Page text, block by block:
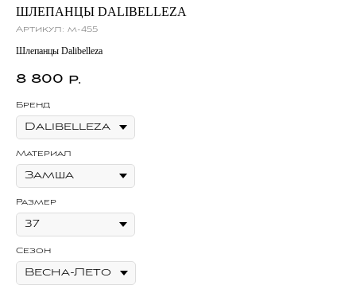
ШЛЕПАНЦЫ DALIBELLEZA
Артикул: m-455
Шлепанцы Dalibelleza
8 800 р.
Бренд
Материал
Размер
Сезон